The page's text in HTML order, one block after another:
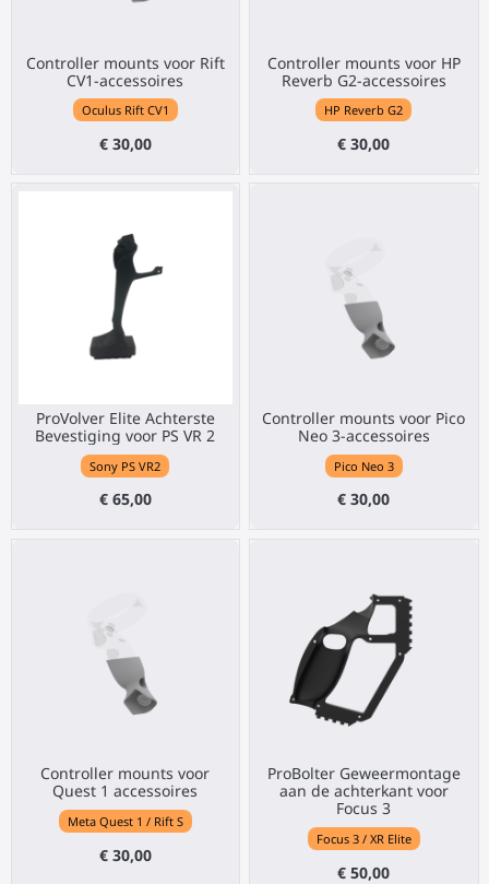
Controller mounts voor Rift
CV1-accessoires
Oculus Rift CV1
€ 30,00
Controller mounts voor HP
Reverb G2-accessoires
HP Reverb G2
€ 30,00
ProVolver Elite Achterste
Bevestiging voor PS VR 2
Sony PS VR2
€ 65,00
Controller mounts voor Pico
Neo 3-accessoires
Pico Neo 3
€ 30,00
Controller mounts voor
Quest 1 accessoires
Meta Quest 1 / Rift S
€ 30,00
ProBolter Geweermontage
aan de achterkant voor
Focus 3
Focus 3 / XR Elite
€ 50,00